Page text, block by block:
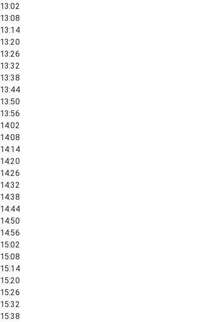
13:02
13:08
13:14
13:20
13:26
13:32
13:38
13:44
13:50
13:56
14:02
14:08
14:14
14:20
14:26
14:32
14:38
14:44
14:50
14:56
15:02
15:08
15:14
15:20
15:26
15:32
15:38